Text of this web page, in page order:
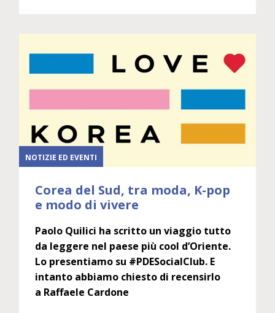
NOTIZIE ED EVENTI
Corea del Sud, tra moda, K-pop
e modo di vivere
Paolo Quilici ha scritto un viaggio tutto
da leggere nel paese più cool d’Oriente.
Lo presentiamo su #PDESocialClub. E
intanto abbiamo chiesto di recensirlo
a Raffaele Cardone